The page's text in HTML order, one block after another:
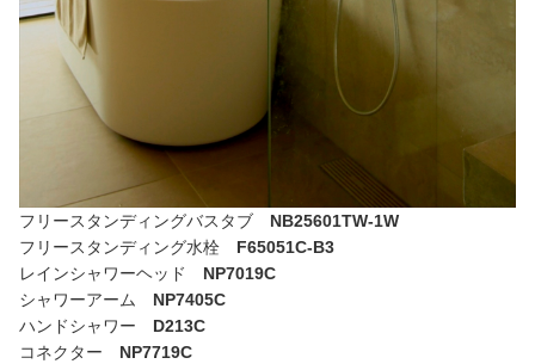
フリースタンディングバスタブ NB25601TW-1W
フリースタンディング水栓 F65051C-B3
レインシャワーヘッド NP7019C
シャワーアーム NP7405C
ハンドシャワー D213C
コネクター NP7719C